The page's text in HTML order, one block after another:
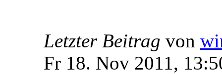
Letzter Beitrag von
Fr 18. Nov 2011,